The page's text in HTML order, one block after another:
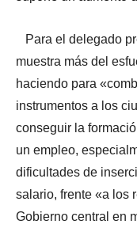
Para el delegado
muestra más del
haciendo para
instrumentos a los
conseguir la
un empleo,
dificultades de
salario, frente «a los
Gobierno central en